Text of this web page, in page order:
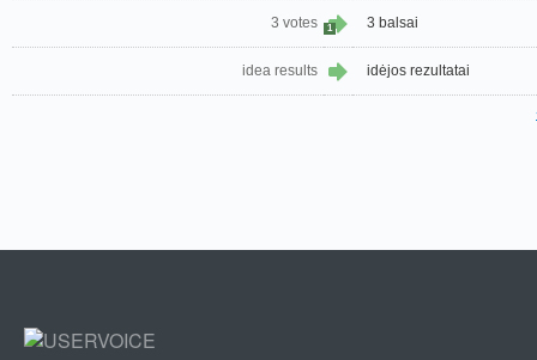
3 votes 1 3 balsai
idea results idėjos rezultatai